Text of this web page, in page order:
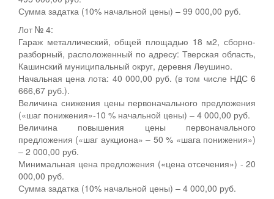
Сумма задатка (10% начальной цены) – 99 000,00 руб.
Лот № 4:
Гараж металлический, общей площадью 18 м2, сборно-
разборный, расположенный по адресу: Тверская область,
Кашинский муниципальный округ, деревня Леушино.
Начальная цена лота: 40 000,00 руб. (в том числе НДС 6
666,67 руб.).
Величина снижения цены первоначального предложения
(«шаг понижения»-10 % начальной цены) – 4 000,00 руб.
Величина повышения цены первоначального
предложения («шаг аукциона» – 50 % «шага понижения»)
– 2 000,00 руб.
Минимальная цена предложения («цена отсечения») - 20
000,00 руб.
Сумма задатка (10% начальной цены) – 4 000,00 руб.